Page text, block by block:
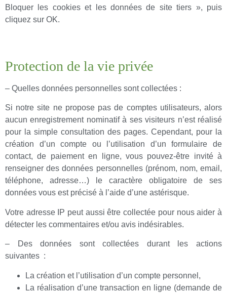
Bloquer les cookies et les données de site tiers », puis
cliquez sur OK.
Protection de la vie privée
– Quelles données personnelles sont collectées :
Si notre site ne propose pas de comptes utilisateurs, alors
aucun enregistrement nominatif à ses visiteurs n’est réalisé
pour la simple consultation des pages. Cependant, pour la
création d’un compte ou l’utilisation d’un formulaire de
contact, de paiement en ligne, vous pouvez-être invité à
renseigner des données personnelles (prénom, nom, email,
téléphone, adresse…) le caractère obligatoire de ses
données vous est précisé à l’aide d’une astérisque.
Votre adresse IP peut aussi être collectée pour nous aider à
détecter les commentaires et/ou avis indésirables.
– Des données sont collectées durant les actions
suivantes :
La création et l’utilisation d’un compte personnel,
La réalisation d’une transaction en ligne (demande de